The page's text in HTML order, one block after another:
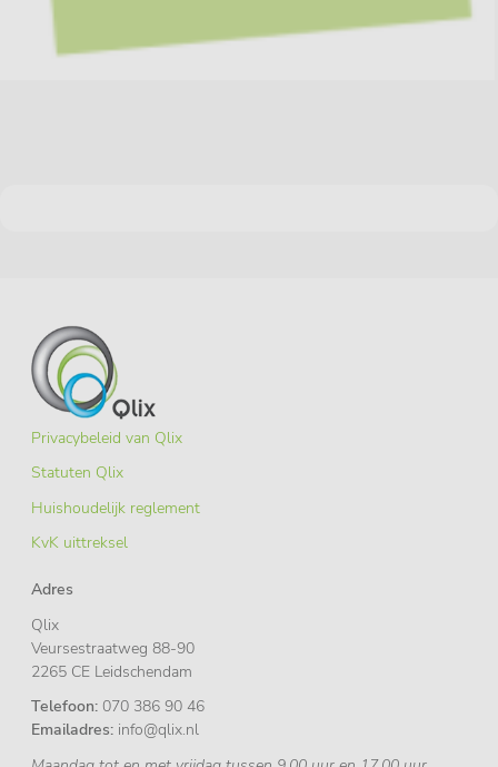
Privacybeleid van Qlix
Statuten Qlix
Huishoudelijk reglement
KvK uittreksel
Adres
Qlix
Veursestraatweg 88-90
2265 CE Leidschendam
Telefoon: 070 386 90 46
Emailadres: info@qlix.nl